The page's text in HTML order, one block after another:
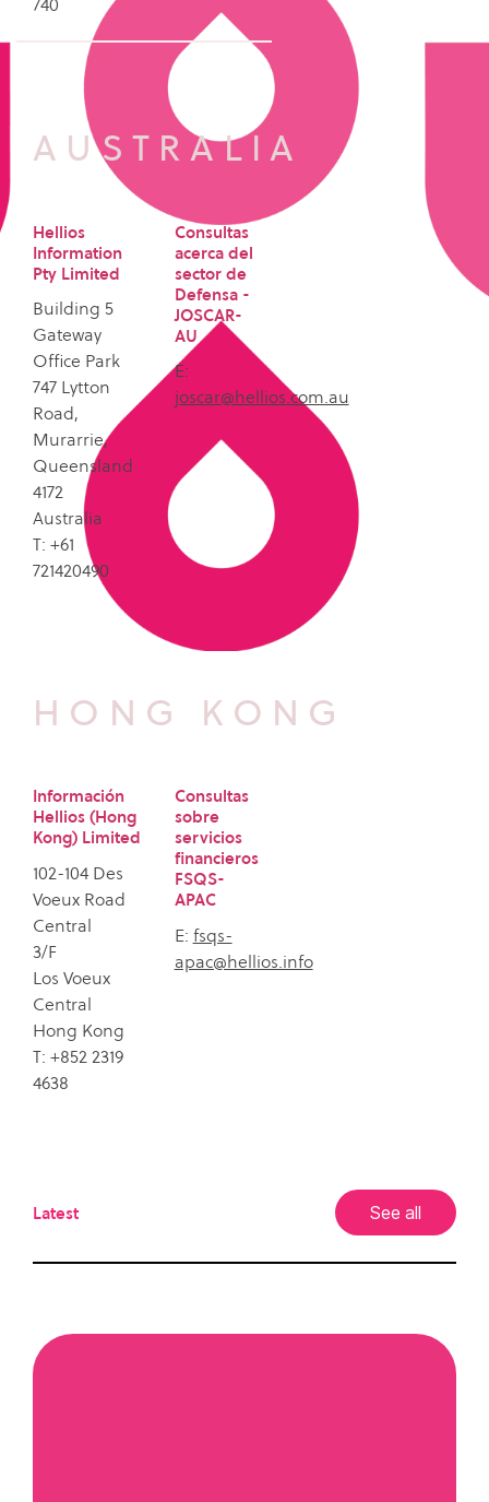
AUSTRALIA
Hellios
Information
Pty Limited
Building 5
Gateway
Office Park
747 Lytton
Road,
Murarrie,
Queensland
4172
Australia
T: +61
721420490
Consultas
acerca del
sector de
Defensa -
JOSCAR-
AU
E:
joscar@hellios.com.au
HONG KONG
Información
Hellios (Hong
Kong) Limited
102-104 Des
Voeux Road
Central
3/F
Los Voeux
Central
Hong Kong
T: +852 2319
4638
Consultas
sobre
servicios
financieros
FSQS-
APAC
E: fsqs-
apac@hellios.info
Latest See all